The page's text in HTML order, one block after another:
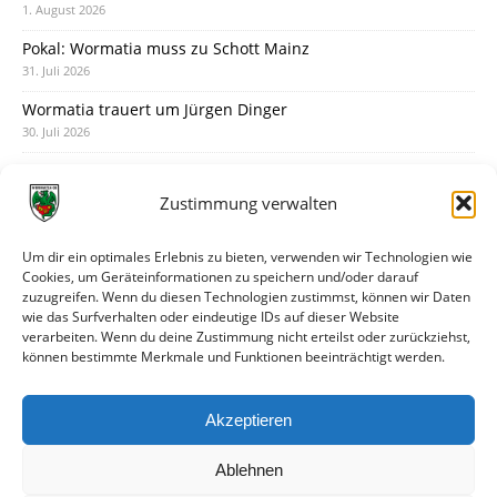
Zustimmung verwalten
Um dir ein optimales Erlebnis zu bieten, verwenden wir Technologien wie
Cookies, um Geräteinformationen zu speichern und/oder darauf
zuzugreifen. Wenn du diesen Technologien zustimmst, können wir Daten
wie das Surfverhalten oder eindeutige IDs auf dieser Website
verarbeiten. Wenn du deine Zustimmung nicht erteilst oder zurückziehst,
können bestimmte Merkmale und Funktionen beeinträchtigt werden.
Akzeptieren
Ablehnen
1. August 2026
Pokal: Wormatia muss zu Schott Mainz
31. Juli 2026
Wormatia trauert um Jürgen Dinger
30. Juli 2026
28. Juli 2026
28. Juli 2026
Neue Podcast-Folge: So tickt Björn!
27. Juli 2026
Eindrücke vom Stadionfest
Unterhaltsamer Abschlusstest mit später Niederlage
25. Juli 2026